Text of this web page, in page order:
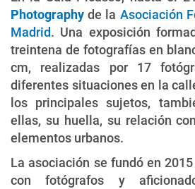
Photographyde la Asociación
Madrid. Una exposición
treintena de fotografías en
cm, realizadas por 17
diferentes situaciones en la
los principales sujetos,
ellas, su huella, su relación
elementos urbanos.
La asociación se fundó en
con fotógrafos y